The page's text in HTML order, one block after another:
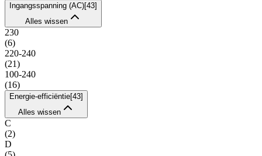
Ingangsspanning (AC)[43]
Alles wissen
230
(6)
220-240
(21)
100-240
(16)
Energie-efficiëntie[43]
Alles wissen
C
(2)
D